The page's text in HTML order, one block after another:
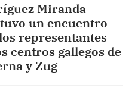
Miranda
un encuentro
representantes
centros gallegos de
y Zug